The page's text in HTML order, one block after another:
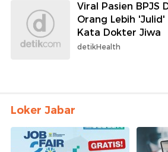
Viral Pasien BPJS
Orang Lebih 'Julid'
Kata Dokter Jiwa
detikHealth
Loker Jabar